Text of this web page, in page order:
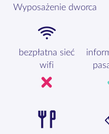
Wyposażenie dworca
bezpłatna sieć
wifi